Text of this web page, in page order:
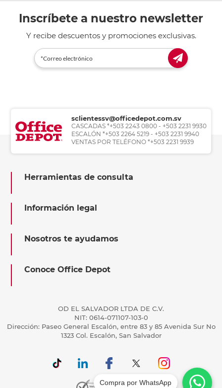
Inscríbete a nuestro newsletter
Y recibe descuentos y promociones exclusivas.
sclientessv@officedepot.com.sv
CASCADAS *+503 2243 0800 - +503 2231 9930
ESCALÓN *+503 2264 5219 - +503 2231 9940
VENTAS POR TELÉFONO *+503 2231 9939
Herramientas de consulta
Información legal
Nosotros te ayudamos
Conoce Office Depot
OD EL SALVADOR LTDA DE C.V.
NIT: 0614-071107-103-0
Dirección: Paseo General Escalón, entre 83 y 85 Avenida Sur No
1323 Col. Escalón, San Salvador
Compra por WhatsApp